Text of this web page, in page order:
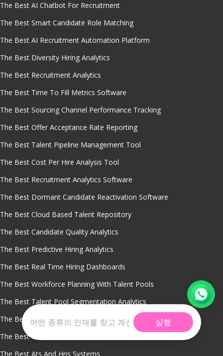
실행
The Best AI Chatbot For Recruitment
The Best Smart Candidate Role Matching
The Best AI Recruitment Automation Platform
The Best Diversity Hiring Analytics
The Best Recruitment Analytics
The Best Time To Fill Metrics Software
The Best Sourcing Channel Performance Tracking
The Best Offer Acceptance Rate Reporting
The Best Talent Pipeline Management Tool
The Best Cost Per Hire Analysis Tool
The Best Recruitment Analytics Software
The Best Dormant Candidate Reactivation Software
The Best Cloud Based Talent Repository
The Best Candidate Quality Analytics
The Best Predictive Hiring Analytics
The Best Real Time Hiring Dashboards
The Best Workforce Planning With Talent Pools
The Best Talent Pool Segmentation Analytics
The Best Recruitment Crm System
The Best Candidate Database
The Best Ats And Hris Systems